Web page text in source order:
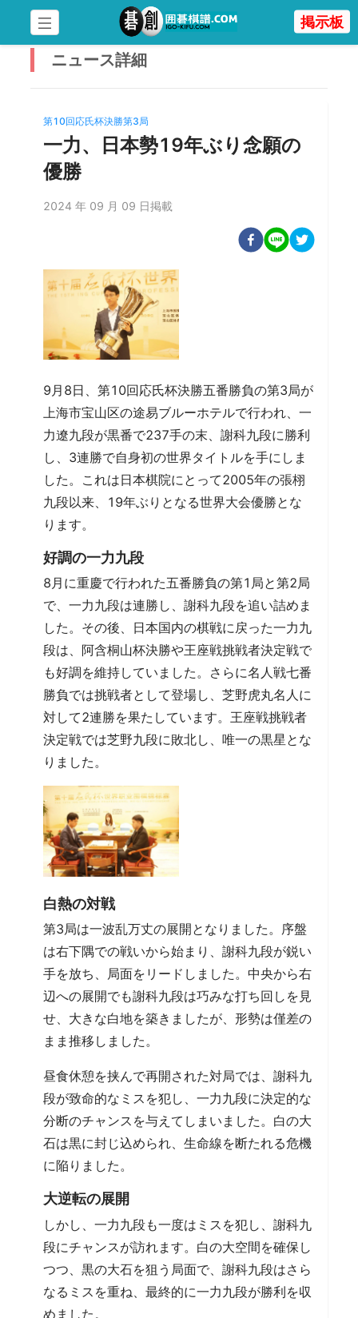
掲示板
ニュース詳細
第10回応氏杯決勝第3局
一力、日本勢19年ぶり念願の
優勝
2024 年 09 月 09 日掲載
9月8日、第10回応氏杯決勝五番勝負の第3局が
上海市宝山区の途易ブルーホテルで行われ、一
力遼九段が黒番で237手の末、謝科九段に勝利
し、3連勝で自身初の世界タイトルを手にしま
した。これは日本棋院にとって2005年の張栩
九段以来、19年ぶりとなる世界大会優勝とな
ります。
好調の一力九段
8月に重慶で行われた五番勝負の第1局と第2局
で、一力九段は連勝し、謝科九段を追い詰めま
した。その後、日本国内の棋戦に戻った一力九
段は、阿含桐山杯決勝や王座戦挑戦者決定戦で
も好調を維持していました。さらに名人戦七番
勝負では挑戦者として登場し、芝野虎丸名人に
対して2連勝を果たしています。王座戦挑戦者
決定戦では芝野九段に敗北し、唯一の黒星とな
りました。
白熱の対戦
第3局は一波乱万丈の展開となりました。序盤
は右下隅での戦いから始まり、謝科九段が鋭い
手を放ち、局面をリードしました。中央から右
辺への展開でも謝科九段は巧みな打ち回しを見
せ、大きな白地を築きましたが、形勢は僅差の
まま推移しました。
昼食休憩を挟んで再開された対局では、謝科九
段が致命的なミスを犯し、一力九段に決定的な
分断のチャンスを与えてしまいました。白の大
石は黒に封じ込められ、生命線を断たれる危機
に陥りました。
大逆転の展開
しかし、一力九段も一度はミスを犯し、謝科九
段にチャンスが訪れます。白の大空間を確保し
つつ、黒の大石を狙う局面で、謝科九段はさら
なるミスを重ね、最終的に一力九段が勝利を収
めました。